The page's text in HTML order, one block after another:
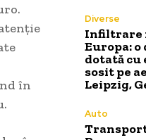
în
Diverse
Infiltrare
Europa: o
dotată cu
sosit pe
Leipzig,
Auto